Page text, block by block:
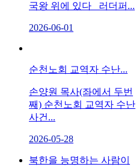
국왕 위에 있다 러더퍼...
2026-06-01
순천노회 교역자 수난...
손양원 목사(좌에서 두번
째) 순천노회 교역자 수난
사건...
2026-05-28
북한을 능명하는 사람이